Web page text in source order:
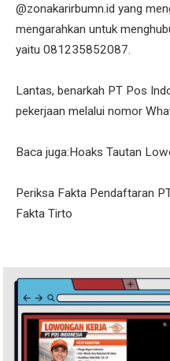
@zonakarirbumn.id yang
mengarahkan untuk
yaitu 081235852087.
Lantas, benarkah PT Pos
pekerjaan melalui nomor
Baca juga:Hoaks Tautan
Periksa Fakta Pendaftaran
Fakta Tirto